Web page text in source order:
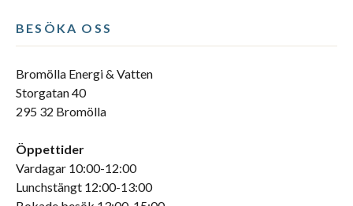
BESÖKA OSS
Bromölla Energi & Vatten
Storgatan 40
295 32 Bromölla
Öppettider
Vardagar 10:00-12:00
Lunchstängt 12:00-13:00